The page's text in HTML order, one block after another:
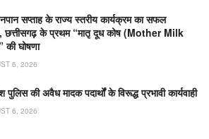
सप्ताह के राज्य स्तरीय कार्यक्रम का सफल
के प्रथम “मातृ दूध कोष (Mother Milk
घोषणा
6, 2026
पुलिस की अवैध मादक पदार्थों के विरूद्ध प्रभावी कार्यवाही
6, 2026